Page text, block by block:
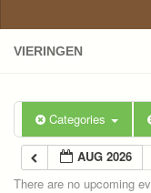
VIERINGEN
Categories
AUG 2026
There are no upcoming